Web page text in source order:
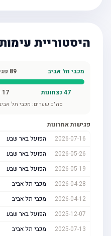
היסטוריית
מכבי תל אביב 89
47נצחונות 17
סה"כ שערים:מכבי תל אביב
פגישות אחרונות
2026-07-16
הפועל באר שבע
2026-05-26
הפועל באר שבע
2026-05-19
הפועל באר שבע
2026-04-28
מכבי תל אביב
2026-04-12
מכבי תל אביב
2025-12-07
הפועל באר שבע
2025-07-13
מכבי תל אביב